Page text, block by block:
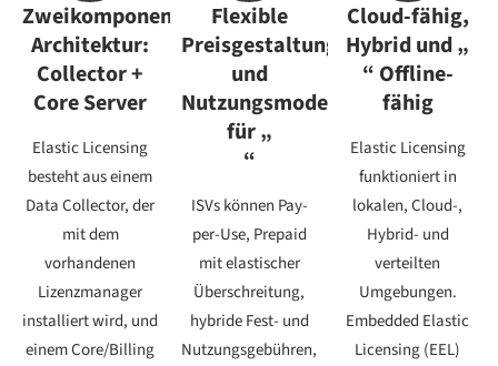
Zweikomponenten-
Architektur:
Collector +
Core Server
Elastic Licensing
besteht aus einem
Data Collector, der
mit dem
vorhandenen
Lizenzmanager
installiert wird, und
einem Core/Billing
Flexible
Preisgestaltung
und
Nutzungsmodelle
für „
“
ISVs können Pay-
per-Use, Prepaid
mit elastischer
Überschreitung,
hybride Fest- und
Nutzungsgebühren,
Cloud-fähig,
Hybrid und „
“ Offline-
fähig
Elastic Licensing
funktioniert in
lokalen, Cloud-,
Hybrid- und
verteilten
Umgebungen.
Embedded Elastic
Licensing (EEL)